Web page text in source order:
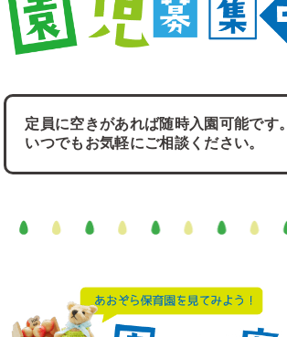
定員に空きがあれば随時入園可能です。
いつでもお気軽にご相談ください。